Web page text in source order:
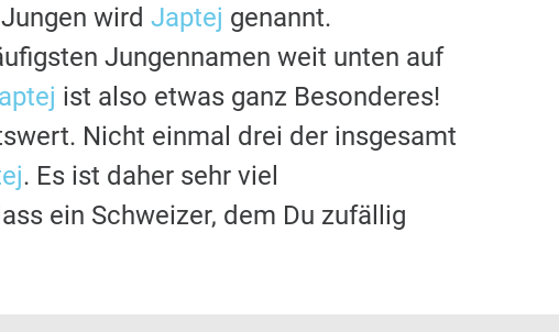
wird Japtej genannt.
Jungennamen weit unten auf
ist also etwas ganz Besonderes!
Nicht einmal drei der insgesamt
. Es ist daher sehr viel
ein Schweizer, dem Du zufällig